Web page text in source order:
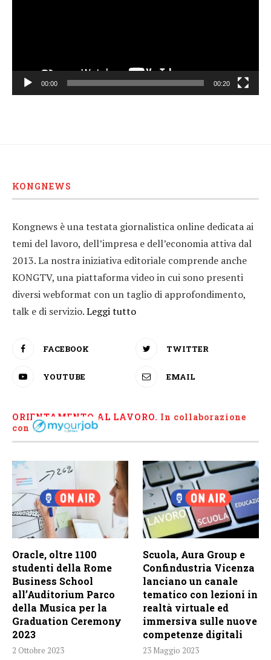
00:00 00:20
KONGNEWS
Kongnews è una testata giornalistica online dedicata ai
temi del lavoro, dell’impresa e dell’economia attiva dal
2013. La nostra iniziativa editoriale comprende anche
KONGTV, una piattaforma video in cui sono presenti
diversi webformat con un taglio di approfondimento,
talk e di servizio.Leggi tutto
FACEBOOK TWITTER
YOUTUBE EMAIL
ORIENTAMENTO AL LAVORO. In collaborazione
con
Oracle, oltre 1100
studenti della Rome
Business School
all’Auditorium Parco
della Musica per la
Graduation Ceremony
2023
2 Ottobre 2023
Scuola, Aura Group e
Confindustria Vicenza
lanciano un canale
tematico con lezioni in
realtà virtuale ed
immersiva sulle nuove
competenze digitali
23 Maggio 2023